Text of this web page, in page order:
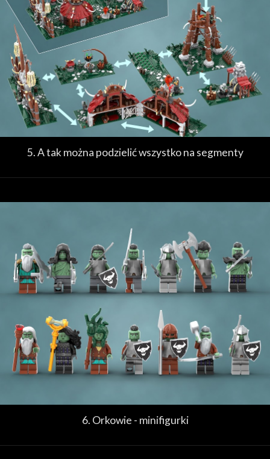
5. A tak można podzielić wszystko na segmenty
6. Orkowie - minifigurki